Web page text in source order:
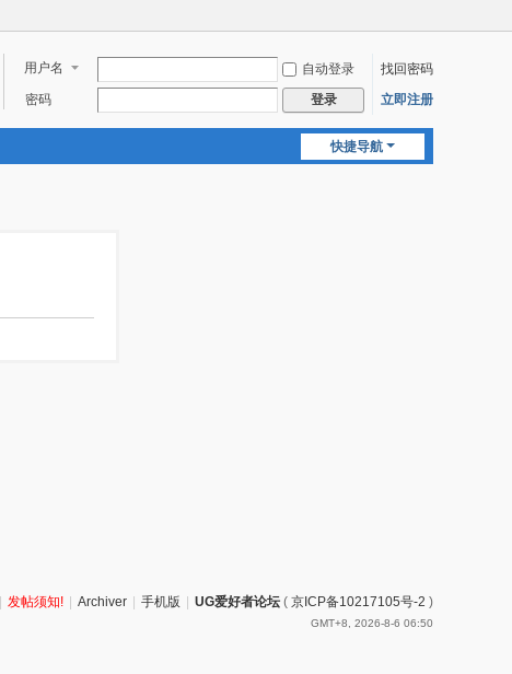
用户名 自动登录
找回密码
密码
登录 立即注册
快捷导航
发帖须知! Archiver 手机版 UG爱好者论坛 ( 京ICP备10217105号-2 )
GMT+8, 2026-8-6 06:50